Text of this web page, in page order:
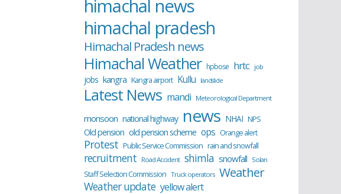
himachal news
himachal pradesh
Himachal Pradesh news
Himachal Weather hpbose hrtc job
jobs kangra Kangra airport Kullu landslide
Latest News mandi Meteorological Department
monsoon national highway news NHAI NPS
Old pension old pension scheme ops Orange alert
Protest Public Service Commission rain and snowfall
recruitment Road Accident shimla snowfall Solan
Staff Selection Commission Truck operators Weather
Weather update yellow alert